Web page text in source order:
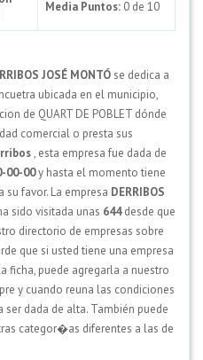
Media Puntos: 0 de 10
JOSÉ MONTÓse dedica a
ubicada en el municipio,
de QUART DE POBLET dónde
comercial o presta sus
, esta empresa fue dada de
00-00y hasta el momento tiene
su favor. La empresa DERRIBOS
sido visitada unas 644desde que
directorio de empresas sobre
que si usted tiene una empresa
ficha, puede agregarla a nuestro
y cuando reuna las condiciones
ser dada de alta. También puede
categor�as diferentes a las de